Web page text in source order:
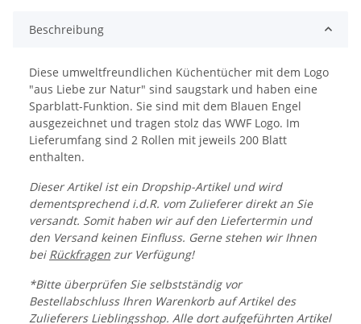
Beschreibung
Diese umweltfreundlichen Küchentücher mit dem Logo
"aus Liebe zur Natur" sind saugstark und haben eine
Sparblatt-Funktion. Sie sind mit dem Blauen Engel
ausgezeichnet und tragen stolz das WWF Logo. Im
Lieferumfang sind 2 Rollen mit jeweils 200 Blatt
enthalten.
Dieser Artikel ist ein Dropship-Artikel und wird
dementsprechend i.d.R. vom Zulieferer direkt an Sie
versandt. Somit haben wir auf den Liefertermin und
den Versand keinen Einfluss. Gerne stehen wir Ihnen
bei Rückfragen zur Verfügung!
*Bitte überprüfen Sie selbstständig vor
Bestellabschluss Ihren Warenkorb auf Artikel des
Zulieferers Lieblingsshop. Alle dort aufgeführten Artikel